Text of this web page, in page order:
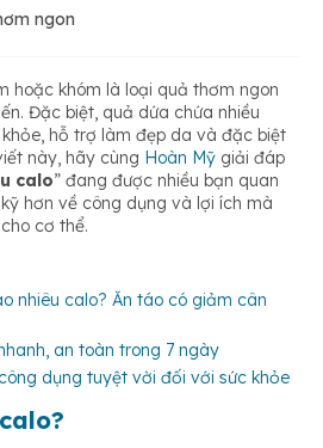
hệ tiêu hoá
ăn và cấp đủ nước cho cơ thể
ngon
hoặc khóm là loại quả thơm ngon
Đặc biệt, quả dứa chứa nhiều
hỗ trợ làm đẹp da và đặc biệt
này, hãy cùng Hoàn Mỹ giải đáp
calo” đang được nhiều bạn quan
hơn về công dụng và lợi ích mà
cơ thể.
nhiêu calo? Ăn táo có giảm cân
an toàn trong 7 ngày
dụng tuyệt vời đối với sức khỏe